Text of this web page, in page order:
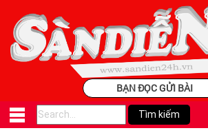
BẠN ĐỌC GỬI BÀI